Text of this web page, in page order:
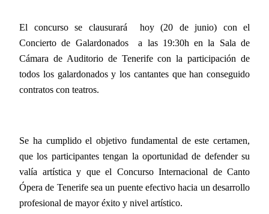
El concurso se clausurará hoy (20 de junio) con el
Concierto de Galardonados a las 19:30h en la Sala de
Cámara de Auditorio de Tenerife con la participación de
todos los galardonados y los cantantes que han conseguido
contratos con teatros.
Se ha cumplido el objetivo fundamental de este certamen,
que los participantes tengan la oportunidad de defender su
valía artística y que el Concurso Internacional de Canto
Ópera de Tenerife sea un puente efectivo hacia un desarrollo
profesional de mayor éxito y nivel artístico.